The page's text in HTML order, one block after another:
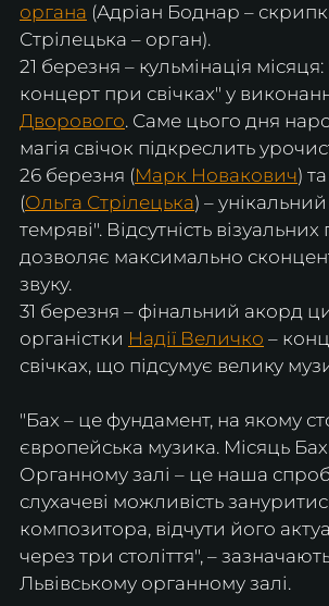
органа (Адріан Боднар –
Стрілецька – орган).
​21 березня – кульмінація
концерт при свічках" у
Дворового. Саме цього дня
магія свічок підкреслить
​26 березня (Марк Новакович)
(Ольга Стрілецька) –
темряві". Відсутність
дозволяє максимально
звуку.
​31 березня – фінальний акорд
органістки Надії Величко –
свічках, що підсумує велику
​"Бах – це фундамент, на якому
європейська музика. Місяць
Органному залі – це наша
слухачеві можливість
композитора, відчути його
через три століття", –
Львівському органному залі.